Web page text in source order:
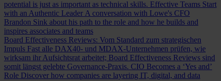
potential is just as important as technical skills. Effective Teams Start
with an Authentic Leader A conversation with Lowe's CFO
Brandon Sink about his path to the role and how he builds and
inspires associates and teams
Board Effectiveness Reviews: Vom Standard zum strategischen
Impuls Fast alle DAX40- und MDAX-Unternehmen prüfen, wie
wirksam ihr Aufsichtsrat arbeitet; Board Effectiveness Reviews sind
somit längst gelebte Governance-Praxis. CIO Becomes a ‘Yes and’
Role Discover how companies are layering IT, digital, and data